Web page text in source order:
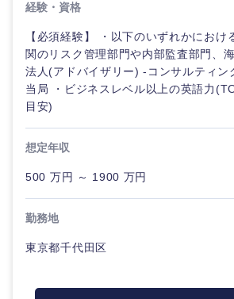
経験・資格
【必須経験】 ・以下のいずれかにおけ
関のリスク管理部門や内部監査部門、
法人(アドバイザリー) -コンサルティン
当局 ・ビジネスレベル以上の英語力
目安)
想定年収
500 万円 ～ 1900 万円
勤務地
東京都千代田区